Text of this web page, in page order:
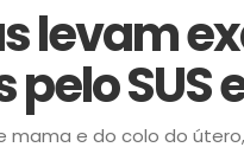
levam
SUS
e do colo do